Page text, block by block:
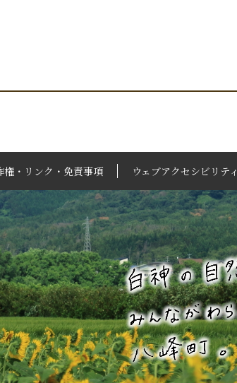
権・リンク・免責事項 ウェブアクセシビリティ